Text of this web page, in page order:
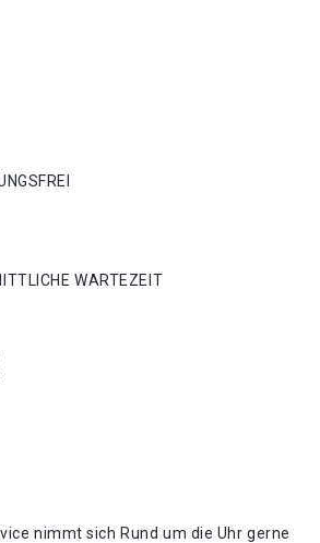
WARTEZEIT
nimmt sich Rund um die Uhr gerne